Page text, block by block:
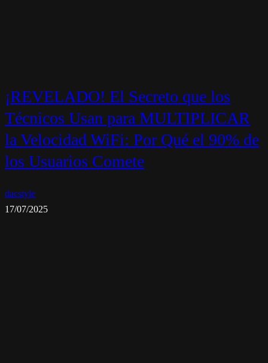
¡REVELADO! El Secreto que los
Técnicos Usan para MULTIPLICAR
la Velocidad WiFi: Por Qué el 90% de
los Usuarios Comete
dacstyle
17/07/2025